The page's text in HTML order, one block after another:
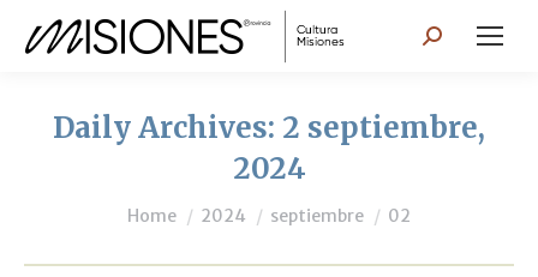
Search:
Daily Archives: 2 septiembre,
2024
You are here:
Home 2024 septiembre 02